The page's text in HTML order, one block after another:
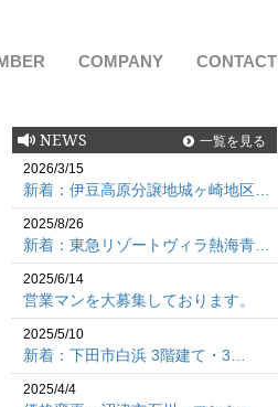
COMPANY CONTACT
NEWS 一覧を見る
2026/3/15
新着：伊豆高原分譲地城ヶ崎地区…
2025/8/26
新着：東急リゾートヴィラ熱海青…
2025/6/14
営業マンを大募集しております。
2025/5/10
新着：下田市白浜 3階建て・3…
2025/4/4